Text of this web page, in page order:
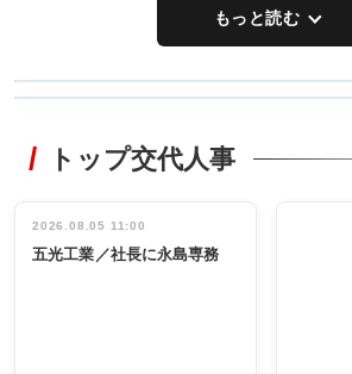
もっと読む
非鉄業界で
インタビュ
ー／社内ア
タックトレー
祝う 業界関
係者ら220人
出席
トップ交代人事
2026.08.05 11:00
五光工業／社長に永島専務